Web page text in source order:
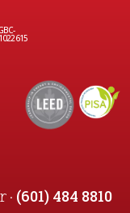
· (601) 484 8810